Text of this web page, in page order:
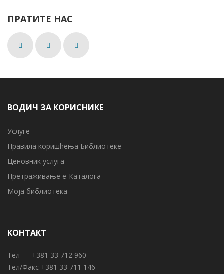
ПРАТИТЕ НАС
ВОДИЧ ЗА КОРИСНИКЕ
Услуге
Правила коришћења Библиотеке
Ценовник услуга
Претраживање е-Каталога
Моја библиотека
КОНТАКТ
Тел +381 33 712 960
Тел/Факс +381 33 711 146